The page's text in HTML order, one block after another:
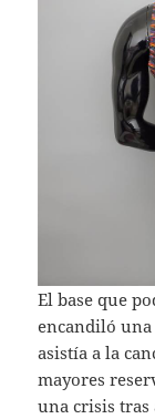
El base que
encandiló
asistía a la
mayores
una crisis tras